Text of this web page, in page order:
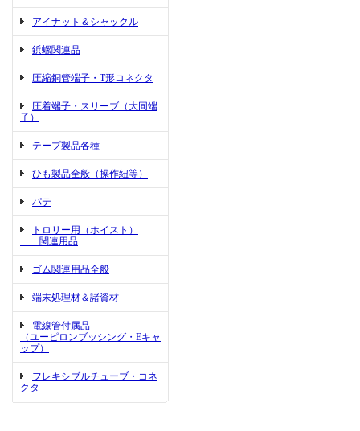
アイナット＆シャックル
鋲螺関連品
圧縮銅管端子・T形コネクタ
圧着端子・スリーブ（大同端
子）
テープ製品各種
ひも製品全般（操作紐等）
パテ
トロリー用（ホイスト）
関連用品
ゴム関連用品全般
端末処理材＆諸資材
電線管付属品
（ユーピロンブッシング・Eキャ
ップ）
フレキシブルチューブ・コネ
クタ